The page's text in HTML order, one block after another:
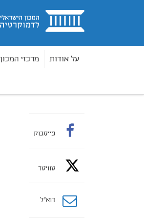
בית
על אודות מרכזי המכון
פייסבוק
טוויטר
דוא”ל